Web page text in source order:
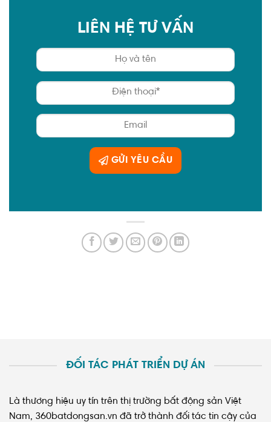
LIÊN HỆ TƯ VẤN
GỬI YÊU CẦU
ĐỐI TÁC PHÁT TRIỂN DỰ ÁN
Là thương hiệu uy tín trên thị trường bất động sản Việt
Nam, 360batdongsan.vn đã trở thành đối tác tin cậy của